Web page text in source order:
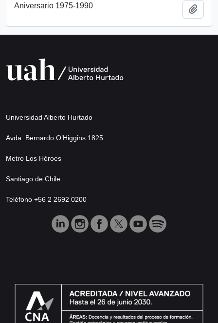
Aniversario 1975-1990
Universidad Alberto Hurtado
Avda. Bernardo O’Higgins 1825
Metro Los Héroes
Santiago de Chile
Teléfono +56 2 2692 0200